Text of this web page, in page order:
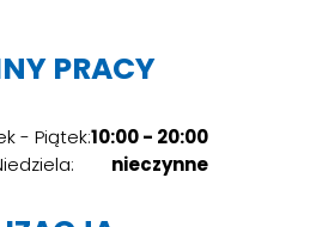
PRACY
- Piątek:10:00 - 20:00
nieczynne